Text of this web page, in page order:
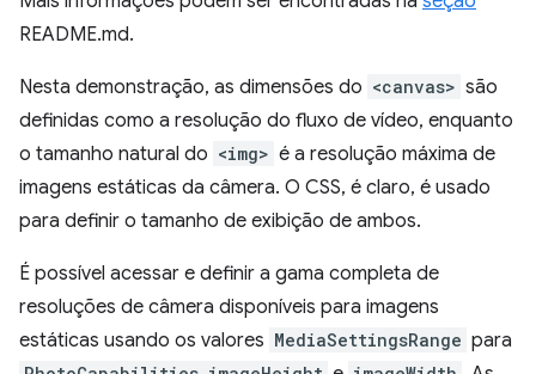
README.md.
Nesta demonstração, as dimensões do <canvas> são
definidas como a resolução do fluxo de vídeo, enquanto
o tamanho natural do <img> é a resolução máxima de
imagens estáticas da câmera. O CSS, é claro, é usado
para definir o tamanho de exibição de ambos.
É possível acessar e definir a gama completa de
resoluções de câmera disponíveis para imagens
estáticas usando os valores MediaSettingsRange para